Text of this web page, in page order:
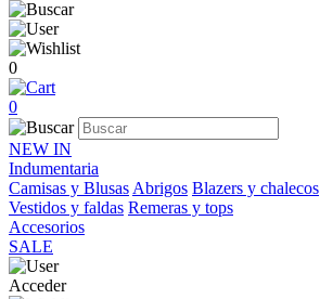
0
0
NEW IN
Indumentaria
Camisas y Blusas Abrigos Blazers y chalecos
Vestidos y faldas Remeras y tops
Accesorios
SALE
Acceder